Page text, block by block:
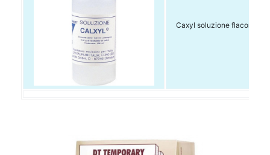
Caxyl soluzione flacone da